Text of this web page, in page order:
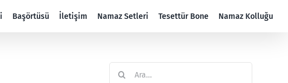
Başörtüsü İletişim Namaz Setleri Tesettür Bone Namaz Kolluğu